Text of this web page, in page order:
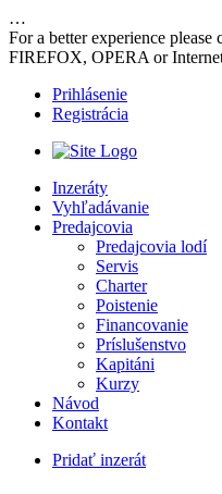
…
For a better experience
FIREFOX, OPERA or
Prihlásenie
Registrácia
Inzeráty
Vyhľadávanie
Predajcovia
Predajcovia lodí
Servis
Charter
Poistenie
Financovanie
Príslušenstvo
Kapitáni
Kurzy
Návod
Kontakt
Pridať inzerát